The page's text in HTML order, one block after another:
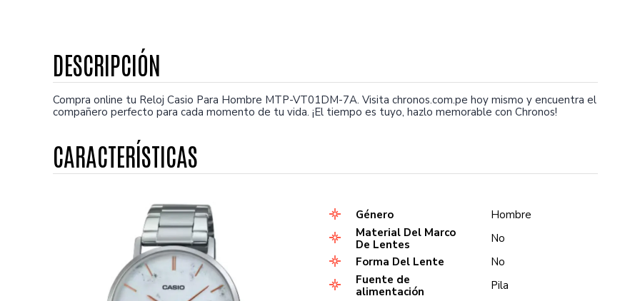
Compra online tu Reloj Casio Para Hombre MTP-VT01DM-7A. Visita chronos.com.pe hoy mismo y encuentra el
compañero perfecto para cada momento de tu vida. ¡El tiempo es tuyo, hazlo memorable con Chronos!
Género
Hombre
Material Del Marco
De Lentes
No
Forma Del Lente
No
Fuente de
alimentación
Pila